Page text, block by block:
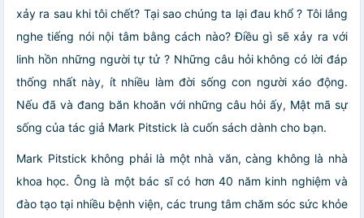
xảy ra sau khi tôi chết? Tại sao chúng ta lại đau khổ ? Tôi lắng
nghe tiếng nói nội tâm bằng cách nào? Điều gì sẽ xảy ra với
linh hồn những người tự tử ? Những câu hỏi không có lời đáp
thống nhất này, ít nhiều làm đời sống con người xáo động.
Nếu đã và đang băn khoăn với những câu hỏi ấy, Mật mã sự
sống của tác giả Mark Pitstick là cuốn sách dành cho bạn.
Mark Pitstick không phải là một nhà văn, càng không là nhà
khoa học. Ông là một bác sĩ có hơn 40 năm kinh nghiệm và
đào tạo tại nhiều bệnh viện, các trung tâm chăm sóc sức khỏe